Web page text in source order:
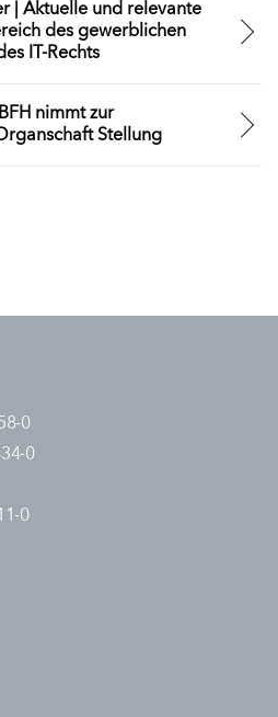
| Aktuelle und relevante
des gewerblichen
IT-Rechts
nimmt zur
Stellung
0
0
0